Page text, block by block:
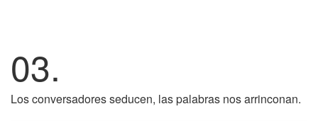
03.
Los conversadores seducen, las palabras nos arrinconan.